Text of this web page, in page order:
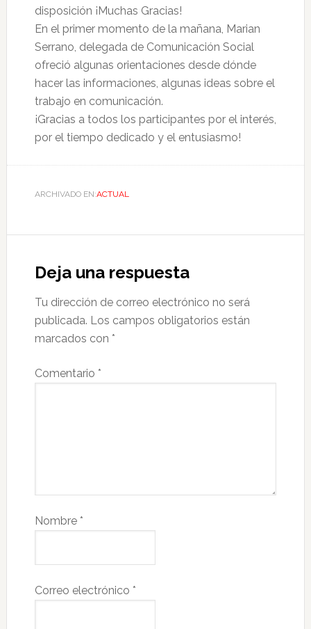
disposición ¡Muchas Gracias!
En el primer momento de la mañana, Marian
Serrano, delegada de Comunicación Social
ofreció algunas orientaciones desde dónde
hacer las informaciones, algunas ideas sobre el
trabajo en comunicación.
¡Gracias a todos los participantes por el interés,
por el tiempo dedicado y el entusiasmo!
ARCHIVADO EN:ACTUAL
Deja una respuesta
Tu dirección de correo electrónico no será
publicada. Los campos obligatorios están
marcados con *
Comentario *
Nombre *
Correo electrónico *